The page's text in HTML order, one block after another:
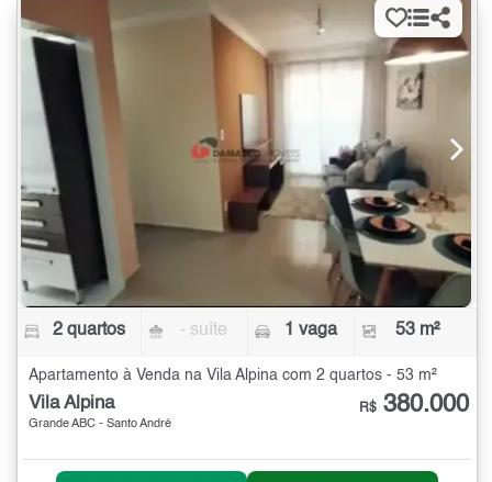
2 quartos - suíte 1 vaga 53 m²
Apartamento à Venda na Vila Alpina com 2 quartos - 53 m²
Vila Alpina
Grande ABC - Santo André
R$ 380.000